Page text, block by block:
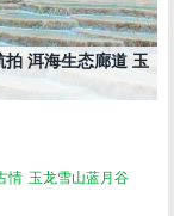
拍 洱海生态廊道 玉
情 玉龙雪山蓝月谷